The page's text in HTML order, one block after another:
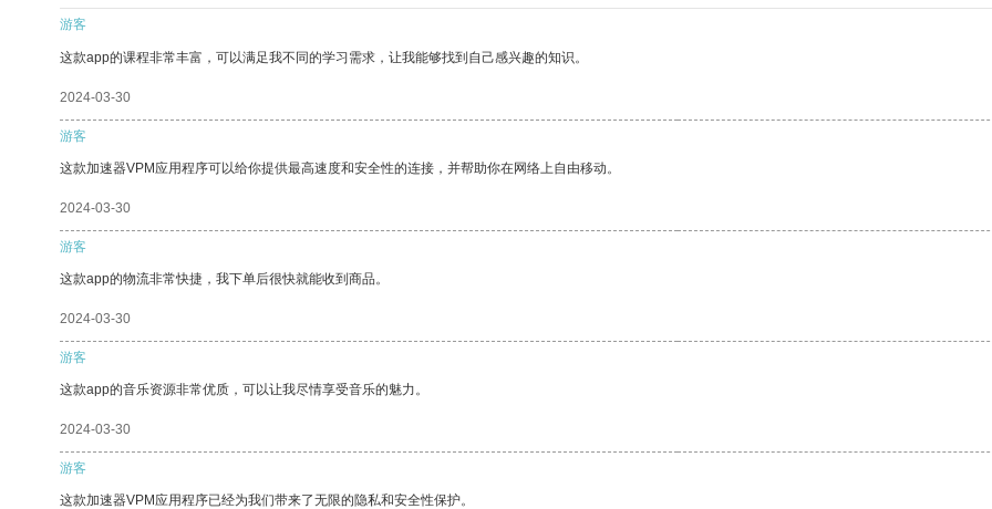
游客
这款app的课程非常丰富，可以满足我不同的学习需求，让我能够找到自己感兴趣的知识。
2024-03-30
游客
这款加速器VPM应用程序可以给你提供最高速度和安全性的连接，并帮助你在网络上自由移动。
2024-03-30
游客
这款app的物流非常快捷，我下单后很快就能收到商品。
2024-03-30
游客
这款app的音乐资源非常优质，可以让我尽情享受音乐的魅力。
2024-03-30
游客
这款加速器VPM应用程序已经为我们带来了无限的隐私和安全性保护。